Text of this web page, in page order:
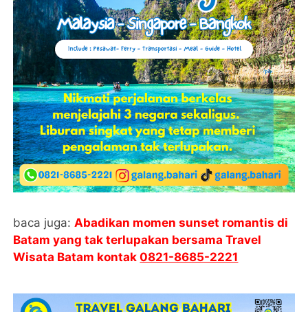
baca juga:Abadikan momen sunset romantis di
Batam yang tak terlupakan bersama Travel
Wisata Batam kontak0821-8685-2221